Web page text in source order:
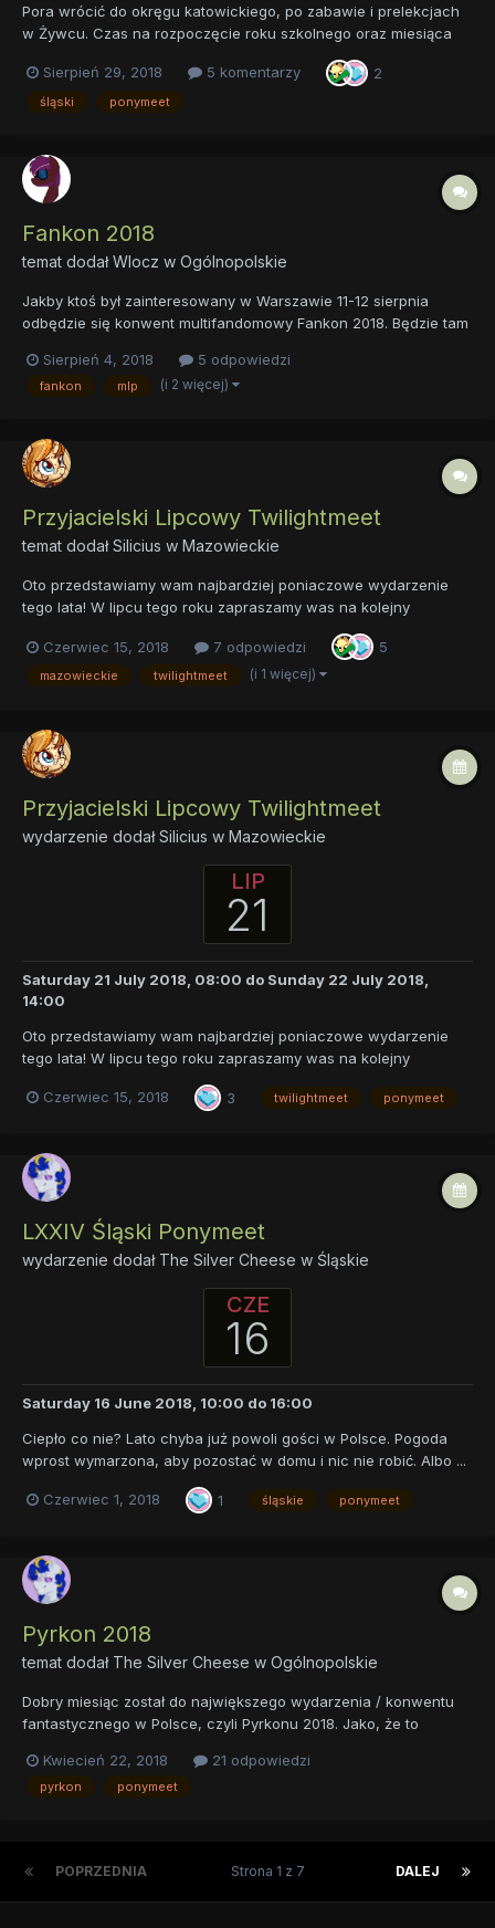
Pora wrócić do okręgu katowickiego, po zabawie i prelekcjach
w Żywcu. Czas na rozpoczęcie roku szkolnego oraz miesiąca
września, ale o tym poniżej, a jak jesteś nowym, to jeszcze niżej
przewiń: Kiedy meet ? 8 września o godzinie 12:00...
Sierpień 29, 2018 5 komentarzy 2
śląski ponymeet
Fankon 2018
temat dodałWlocz w Ogólnopolskie
Jakby ktoś był zainteresowany w Warszawie 11-12 sierpnia
odbędzie się konwent multifandomowy Fankon 2018. Będzie tam
Link do wydarzenia Fankon 2018 na FB:
https://web.facebook.com/events/206011790178941/?
Sierpień 4, 2018 5 odpowiedzi
fankon mlp (i 2 więcej)
Przyjacielski Lipcowy Twilightmeet
temat dodałSilicius w Mazowieckie
Oto przedstawiamy wam najbardziej poniaczowe wydarzenie
tego lata! W lipcu tego roku zapraszamy was na kolejny
niezwykły Twilightmeet. Razem z naszą jedyną słuszną
księżniczką przyjaźni zorganizowaliśmy wam dwuetapową
zabawę: Najpierw każdy uczestnik będzie miał szansę zat...
Czerwiec 15, 2018 7 odpowiedzi 5
mazowieckie twilightmeet (i 1 więcej)
Przyjacielski Lipcowy Twilightmeet
wydarzenie dodałSilicius w Mazowieckie
LIP
21
Saturday 21 July 2018, 08:00 do Sunday 22 July 2018,
14:00
Oto przedstawiamy wam najbardziej poniaczowe wydarzenie
tego lata! W lipcu tego roku zapraszamy was na kolejny
księżniczką przyjaźni zorganizowaliśmy wam dwuetapową
Czerwiec 15, 2018 3 twilightmeet ponymeet
LXXIV Śląski Ponymeet
wydarzenie dodał The Silver Cheese w Śląskie
CZE
16
Saturday 16 June 2018, 10:00 do 16:00
Ciepło co nie? Lato chyba już powoli gości w Polsce. Pogoda
wprost wymarzona, aby pozostać w domu i nic nie robić. Albo ...
Ponymeeta! Dla osób niezaznajomionych z tematyką naszych
Czerwiec 1, 2018 1 śląskie ponymeet
Pyrkon 2018
temat dodał The Silver Cheese w Ogólnopolskie
Dobry miesiąc został do największego wydarzenia / konwentu
fantastycznego w Polsce, czyli Pyrkonu 2018. Jako, że to
fascynatów literatury po fanów mangi i anime kończąc, to także
i dla nas może małe miejsce się znajdzie. Co wy na to, aby się
Kwiecień 22, 2018 21 odpowiedzi
pyrkon ponymeet
POPRZEDNIA DALEJ
Strona 1 z 7